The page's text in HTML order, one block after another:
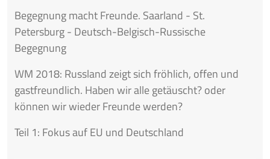
Begegnung macht Freunde. Saarland - St.
Petersburg - Deutsch-Belgisch-Russische
Begegnung
WM 2018: Russland zeigt sich fröhlich, offen und
gastfreundlich. Haben wir alle getäuscht? oder
können wir wieder Freunde werden?
Teil 1: Fokus auf EU und Deutschland